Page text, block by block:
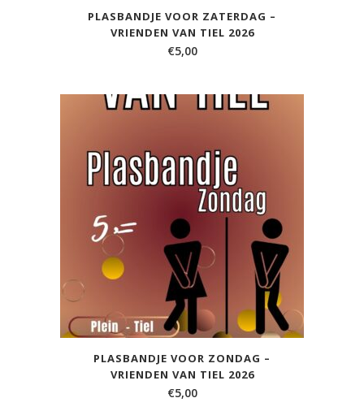
PLASBANDJE VOOR ZATERDAG –
VRIENDEN VAN TIEL 2026
€5,00
PLASBANDJE VOOR ZONDAG –
VRIENDEN VAN TIEL 2026
€5,00